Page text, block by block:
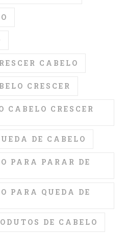
CABELO
CRESCER
CABELO CRESCER
DE CABELO
PARA PARAR DE
PARA QUEDA DE
DE CABELO